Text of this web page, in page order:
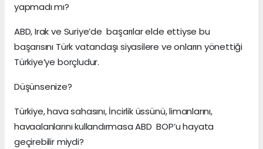
yapmadı mı?
ABD, Irak ve Suriye’de başarılar elde ettiyse bu
başarısını Türk vatandaşı siyasilere ve onların yönettiği
Türkiye’ye borçludur.
Düşünsenize?
Türkiye, hava sahasını, İncirlik üssünü, limanlarını,
havaalanlarını kullandırmasa ABD BOP’u hayata
geçirebilir miydi?